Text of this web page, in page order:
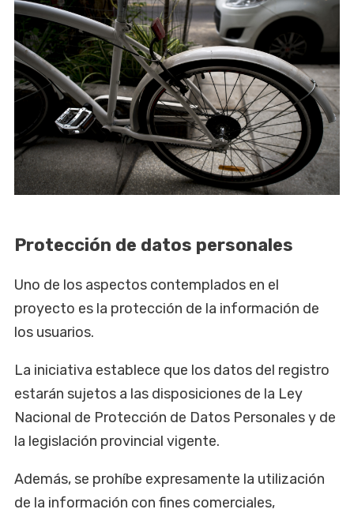
Protección de datos personales
Uno de los aspectos contemplados en el
proyecto es la protección de la información de
los usuarios.
La iniciativa establece que los datos del registro
estarán sujetos a las disposiciones de la Ley
Nacional de Protección de Datos Personales y de
la legislación provincial vigente.
Además, se prohíbe expresamente la utilización
de la información con fines comerciales,